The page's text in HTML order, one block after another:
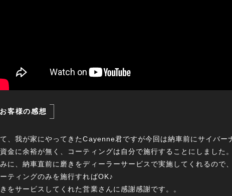
お客様の感想
、我が家にやってきたCayenne君ですが今回は納車前にサイバー
資金に余裕が無く、コーティングは自分で施行することにしました。
に、納車直前に磨きをディーラーサービスで実施してくれるので、
ティングのみを施行すればOK♪
をサービスしてくれた営業さんに感謝感謝です。。